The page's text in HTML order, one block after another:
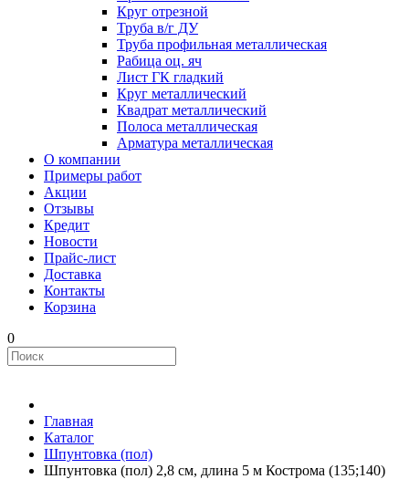
Круг отрезной
Труба в/г ДУ
Труба профильная металлическая
Рабица оц. яч
Лист ГК гладкий
Круг металлический
Квадрат металлический
Полоса металлическая
Арматура металлическая
О компании
Примеры работ
Акции
Отзывы
Кредит
Новости
Прайс-лист
Доставка
Контакты
Корзина
0
Главная
Каталог
Шпунтовка (пол)
Шпунтовка (пол) 2,8 см, длина 5 м Кострома (135;140)